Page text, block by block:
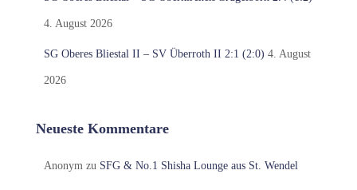
4. August 2026
SG Oberes Bliestal II – SV Überroth II 2:1 (2:0) 4. August
2026
Neueste Kommentare
Anonym zu SFG & No.1 Shisha Lounge aus St. Wendel